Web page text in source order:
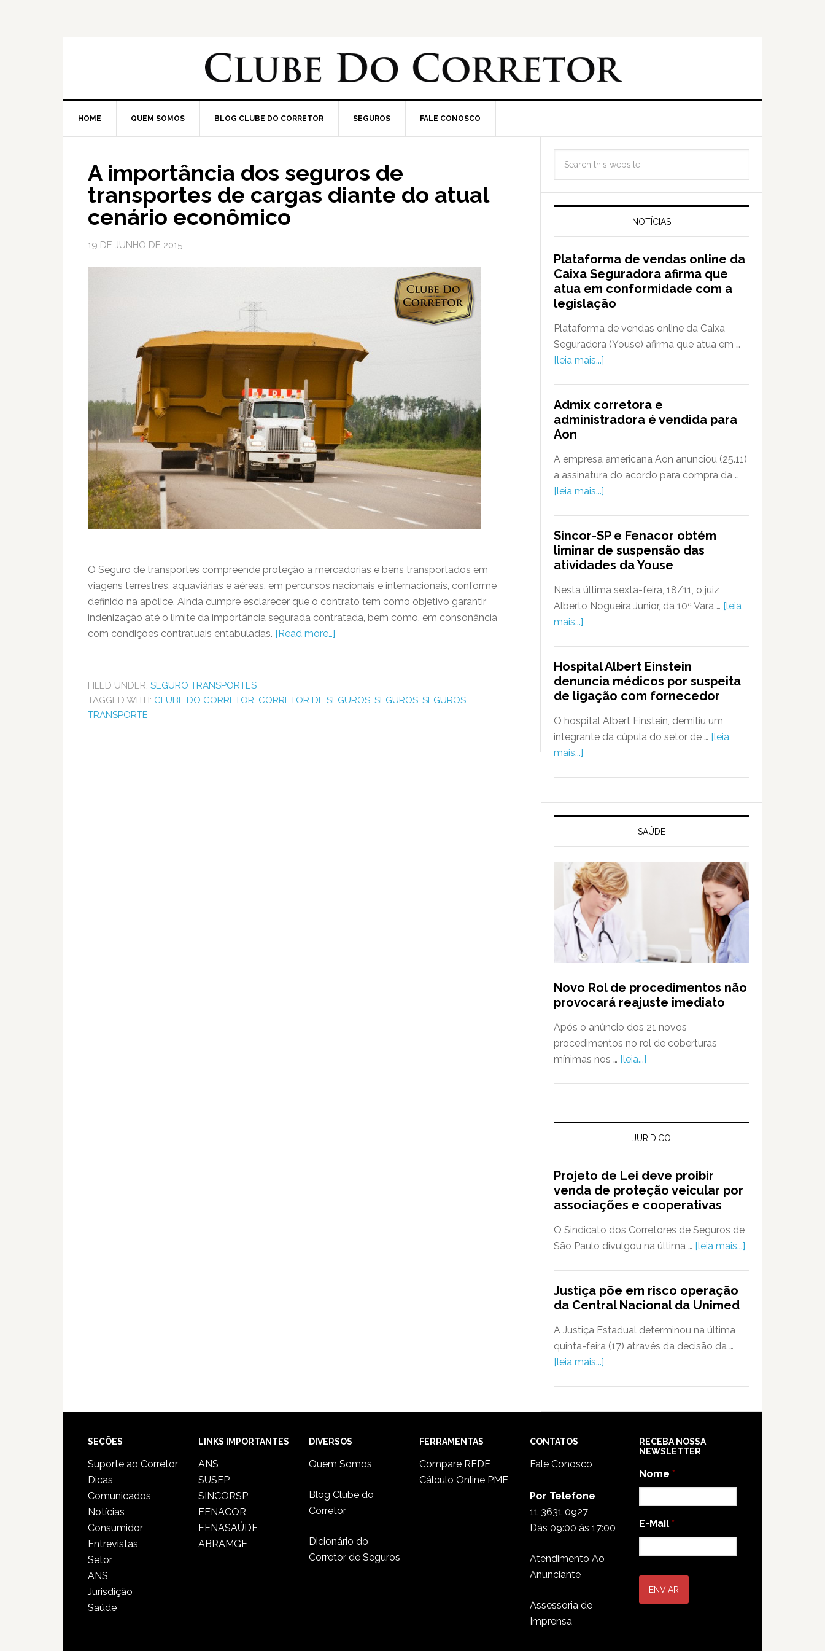
HOME QUEM SOMOS BLOG CLUBE DO CORRETOR SEGUROS FALE CONOSCO
A importância dos seguros de
transportes de cargas diante do atual
cenário econômico
19 DE JUNHO DE 2015
O Seguro de transportes compreende proteção a mercadorias e bens transportados em
viagens terrestres, aquaviárias e aéreas, em percursos nacionais e internacionais, conforme
definido na apólice. Ainda cumpre esclarecer que o contrato tem como objetivo garantir
indenização até o limite da importância segurada contratada, bem como, em consonância
com condições contratuais entabuladas. [Read more…]
FILED UNDER: SEGURO TRANSPORTES
TAGGED WITH: CLUBE DO CORRETOR, CORRETOR DE SEGUROS, SEGUROS. SEGUROS
TRANSPORTE
NOTÍCIAS
Plataforma de vendas online da
Caixa Seguradora afirma que
atua em conformidade com a
legislação
Plataforma de vendas online da Caixa
Seguradora (Youse) afirma que atua em …
[leia mais...]
Admix corretora e
administradora é vendida para
Aon
A empresa americana Aon anunciou (25.11)
a assinatura do acordo para compra da …
[leia mais...]
Sincor-SP e Fenacor obtém
liminar de suspensão das
atividades da Youse
Nesta última sexta-feira, 18/11, o juiz
Alberto Nogueira Junior, da 10ª Vara … [leia
mais...]
Hospital Albert Einstein
denuncia médicos por suspeita
de ligação com fornecedor
O hospital Albert Einstein, demitiu um
integrante da cúpula do setor de … [leia
mais...]
SAÚDE
Novo Rol de procedimentos não
provocará reajuste imediato
Após o anúncio dos 21 novos
procedimentos no rol de coberturas
mínimas nos … [leia...]
JURÍDICO
Projeto de Lei deve proibir
venda de proteção veicular por
associações e cooperativas
O Sindicato dos Corretores de Seguros de
São Paulo divulgou na última … [leia mais...]
Justiça põe em risco operação
da Central Nacional da Unimed
A Justiça Estadual determinou na última
quinta-feira (17) através da decisão da …
[leia mais...]
SEÇÕES
Suporte ao Corretor
Dicas
Comunicados
Notícias
Consumidor
Entrevistas
Setor
ANS
Jurisdição
Saúde
LINKS IMPORTANTES
ANS
SUSEP
SINCORSP
FENACOR
FENASAÚDE
ABRAMGE
DIVERSOS
Quem Somos
Blog Clube do
Corretor
Dicionário do
Corretor de Seguros
FERRAMENTAS
Compare REDE
Cálculo Online PME
CONTATOS
Fale Conosco
Por Telefone
11 3631 0927
Dás 09:00 ás 17:00
Atendimento Ao
Anunciante
Assessoria de
Imprensa
RECEBA NOSSA
NEWSLETTER
Nome *
E-Mail *